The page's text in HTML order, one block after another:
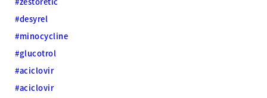
#desyrel
#minocycline
#glucotrol
#aciclovir
#aciclovir